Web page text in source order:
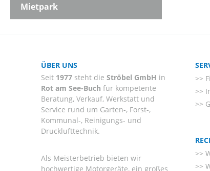
Mietpark
ÜBER UNS
Seit 1977 steht die Ströbel GmbH in
Rot am See-Buch für kompetente
Beratung, Verkauf, Werkstatt und
Service rund um Garten-, Forst-,
Kommunal-, Reinigungs- und
Drucklufttechnik.
Als Meisterbetrieb bieten wir
hochwertige Motorgeräte, ein großes